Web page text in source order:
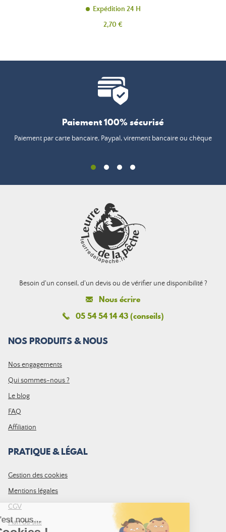
Expédition 24 H
Prix
2,70 €
Paiement 100% sécurisé
Paiement par carte bancaire, Paypal, virement bancaire ou chèque
Besoin d'un conseil, d'un devis ou de vérifier une disponibilité ?
Nous écrire
05 54 54 14 43 (conseils)
NOS PRODUITS & NOUS
Nos engagements
Qui sommes-nous ?
Le blog
FAQ
Affiliation
PRATIQUE & LÉGAL
Gestion des cookies
Mentions légales
CGV
Plan du site